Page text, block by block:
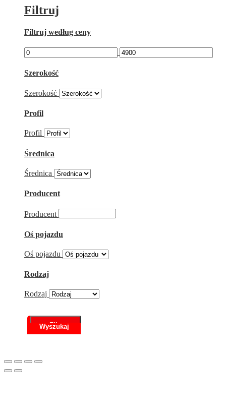
Filtruj
Filtruj według ceny
Szerokość
Szerokość
Profil
Profil
Średnica
Średnica
Producent
Producent
Oś pojazdu
Oś pojazdu
Rodzaj
Rodzaj
Filtr
Scroll
to